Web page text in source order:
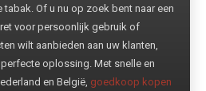
Of u nu op zoek bent naar een
voor persoonlijk gebruik of
wilt aanbieden aan uw klanten,
oplossing. Met snelle en
en België, goedkoop kopen